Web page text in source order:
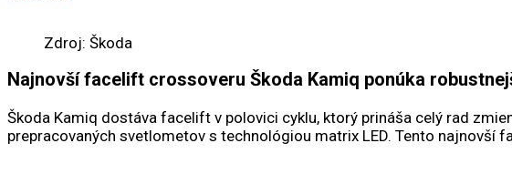
Zdroj: Škoda
Najnovší facelift crossoveru Škoda Kamiq ponúka
Škoda Kamiq dostáva facelift v polovici cyklu, ktorý prináša celý rad
prepracovaných svetlometov s technológiou matrix LED. Tento najnovší